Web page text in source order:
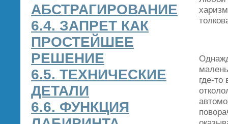
АБСТРАГИРОВАНИЕ
6.4. ЗАПРЕТ КАК
ПРОСТЕЙШЕЕ
РЕШЕНИЕ
6.5. ТЕХНИЧЕСКИЕ
ДЕТАЛИ
6.6. ФУНКЦИЯ